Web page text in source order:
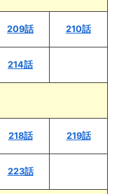
209話 210話
214話
218話 219話
223話